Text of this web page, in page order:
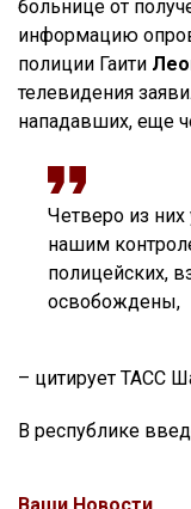
больнице от
информацию
полиции Гаити
телевидения
нападавших, еще
Четверо из
нашим
полицейских,
освобождены,
– цитирует ТАСС
В республике